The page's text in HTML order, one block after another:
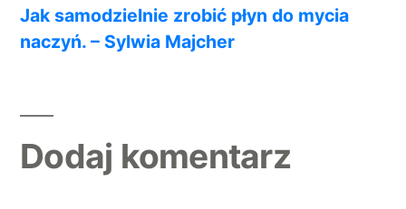
Jak samodzielnie zrobić płyn do mycia
naczyń. – Sylwia Majcher
Dodaj komentarz
Dodaj komentarz